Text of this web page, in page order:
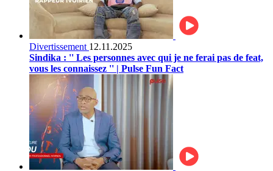
Divertissement 12.11.2025
Sindika : '' Les personnes avec qui je ne ferai pas de feat,
vous les connaissez '' | Pulse Fun Fact